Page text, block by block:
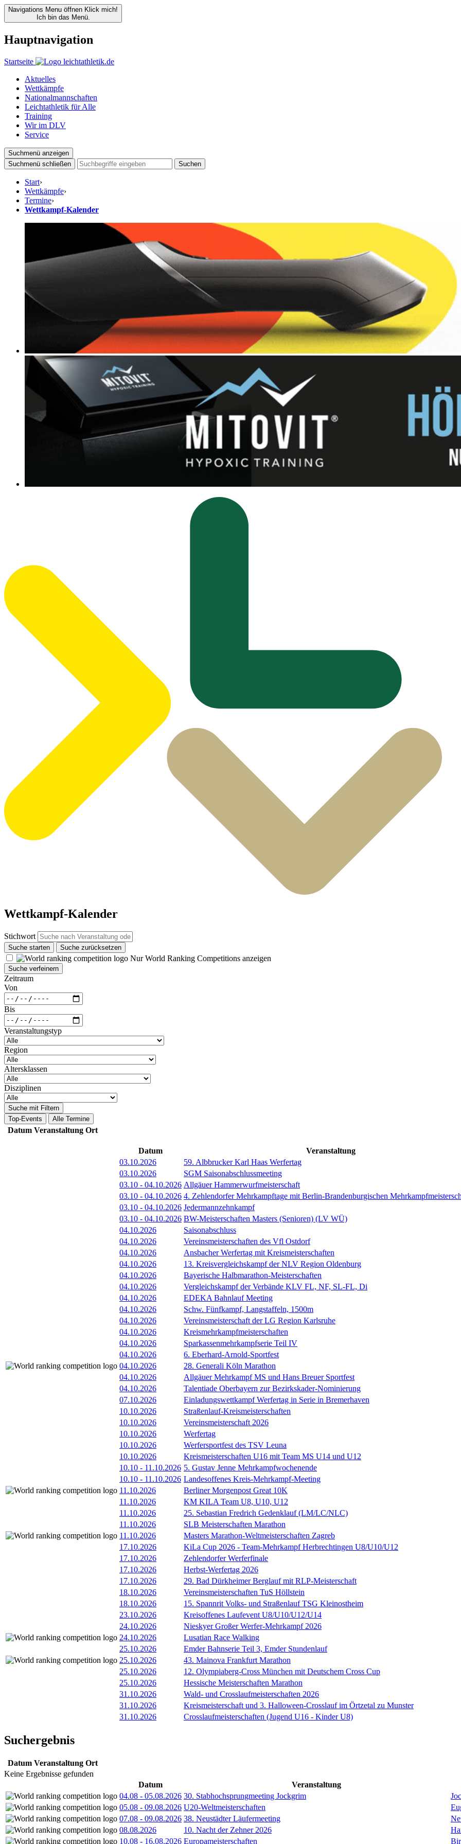
Navigations Menu öffnen Klick mich!
Ich bin das Menü.
Hauptnavigation
Startseite
Aktuelles
Wettkämpfe
Nationalmannschaften
Leichtathletik für Alle
Training
Wir im DLV
Service
Suchmenü anzeigen
Suchmenü schließen
Suchen
Start›
Wettkämpfe›
Termine›
Wettkampf-Kalender
Wettkampf-Kalender
Stichwort
Suche starten Suche zurücksetzen
Nur World Ranking Competitions anzeigen
Suche verfeinern
Zeitraum
Von
Bis
Veranstaltungstyp
Region
Altersklassen
Disziplinen
Suche mit Filtern
Top-Events
Alle Termine
Datum Veranstaltung Ort
Datum
Veranstaltung
03.10.2026
59. Albbrucker Karl Haas Werfertag
03.10.2026
SGM Saisonabschlussmeeting
03.10 - 04.10.2026 Allgäuer Hammerwurfmeisterschaft
03.10 - 04.10.2026 4. Zehlendorfer Mehrkampftage mit Berlin-Brandenburgischen
03.10 - 04.10.2026 Jedermannzehnkampf
03.10 - 04.10.2026 BW-Meisterschaften Masters (Senioren) (LV WÜ)
04.10.2026
Saisonabschluss
04.10.2026
Vereinsmeisterschaften des Vfl Ostdorf
04.10.2026
Ansbacher Werfertag mit Kreismeisterschaften
04.10.2026
13. Kreisvergleichskampf der NLV Region Oldenburg
04.10.2026
Bayerische Halbmarathon-Meisterschaften
04.10.2026
Vergleichskampf der Verbände KLV FL, NF, SL-FL, Di
04.10.2026
EDEKA Bahnlauf Meeting
04.10.2026
Schw. Fünfkampf, Langstaffeln, 1500m
04.10.2026
Vereinsmeisterschaft der LG Region Karlsruhe
04.10.2026
Kreismehrkampfmeisterschaften
04.10.2026
Sparkassenmehrkampfserie Teil IV
04.10.2026
6. Eberhard-Arnold-Sportfest
04.10.2026
28. Generali Köln Marathon
04.10.2026
Allgäuer Mehrkampf MS und Hans Breuer Sportfest
04.10.2026
Talentiade Oberbayern zur Bezirkskader-Nominierung
07.10.2026
Einladungswettkampf Werfertag in Serie in Bremerhaven
10.10.2026
Straßenlauf-Kreismeisterschaften
10.10.2026
Vereinsmeisterschaft 2026
10.10.2026
Werfertag
10.10.2026
Werfersportfest des TSV Leuna
10.10.2026
Kreismeisterschaften U16 mit Team MS U14 und U12
10.10 - 11.10.2026 5. Gustav Jenne Mehrkampfwochenende
10.10 - 11.10.2026 Landesoffenes Kreis-Mehrkampf-Meeting
11.10.2026
Berliner Morgenpost Great 10K
11.10.2026
KM KILA Team U8, U10, U12
11.10.2026
25. Sebastian Fredrich Gedenklauf (LM/LC/NLC)
11.10.2026
SLB Meisterschaften Marathon
11.10.2026
Masters Marathon-Weltmeisterschaften Zagreb
17.10.2026
KiLa Cup 2026 - Team-Mehrkampf Herbrechtingen U8/U10/U12
17.10.2026
Zehlendorfer Werferfinale
17.10.2026
Herbst-Werfertag 2026
17.10.2026
29. Bad Dürkheimer Berglauf mit RLP-Meisterschaft
18.10.2026
Vereinsmeisterschaften TuS Höllstein
18.10.2026
15. Spannrit Volks- und Straßenlauf TSG Kleinostheim
23.10.2026
Kreisoffenes Laufevent U8/U10/U12/U14
24.10.2026
Nieskyer Großer Werfer-Mehrkampf 2026
24.10.2026
Lusatian Race Walking
25.10.2026
Emder Bahnserie Teil 3, Emder Stundenlauf
25.10.2026
43. Mainova Frankfurt Marathon
25.10.2026
12. Olympiaberg-Cross München mit Deutschem Cross Cup
25.10.2026
Hessische Meisterschaften Marathon
31.10.2026
Wald- und Crosslaufmeisterschaften 2026
31.10.2026
Kreismeisterschaft und 3. Halloween-Crosslauf im Örtzetal zu Munster
31.10.2026
Crosslaufmeisterschaften (Jugend U16 - Kinder U8)
Suchergebnis
Datum Veranstaltung Ort
Keine Ergebnisse gefunden
Datum
Veranstaltung
04.08 - 05.08.2026 30. Stabhochsprungmeeting Jockgrim
05.08 - 09.08.2026 U20-Weltmeisterschaften
07.08 - 09.08.2026 38. Neustädter Läufermeeting
08.08.2026
10. Nacht der Zehner 2026
10.08 - 16.08.2026 Europameisterschaften